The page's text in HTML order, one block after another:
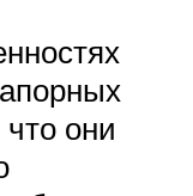
они